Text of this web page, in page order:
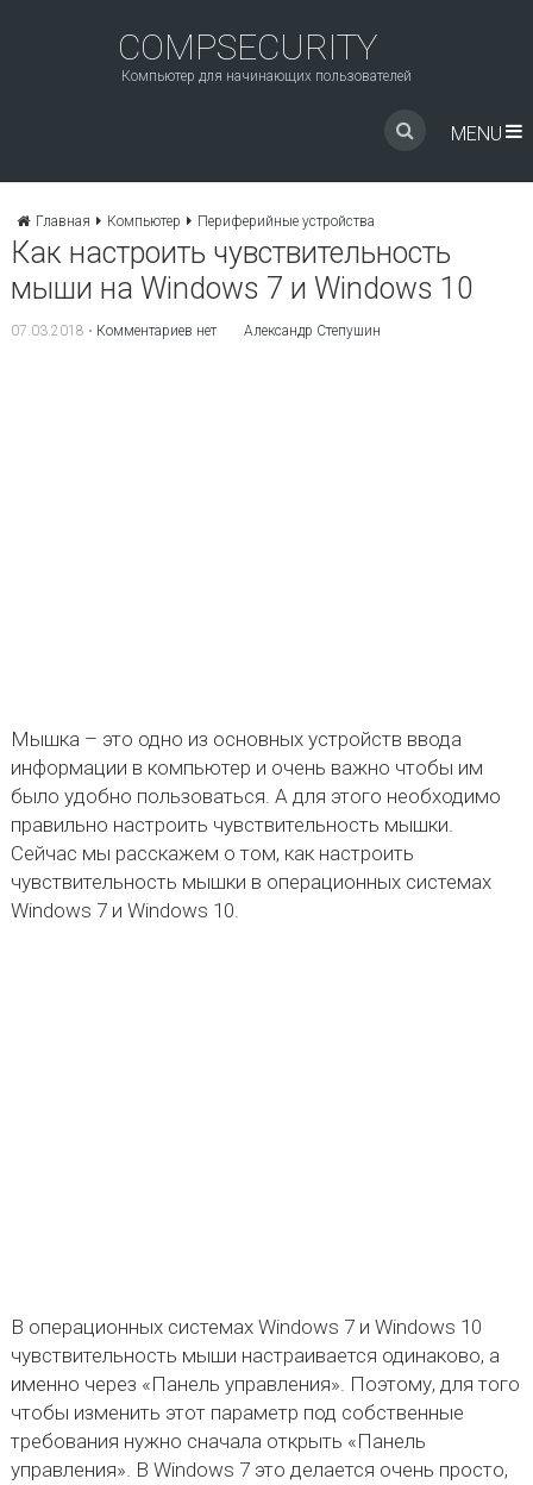
COMPSECURITY
Компьютер для начинающих пользователей
MENU
Главная Компьютер Периферийные устройства
Как настроить чувствительность
мыши на Windows 7 и Windows 10
07.03.2018 • Комментариев нет Александр Степушин
Мышка – это одно из основных устройств ввода
информации в компьютер и очень важно чтобы им
было удобно пользоваться. А для этого необходимо
правильно настроить чувствительность мышки.
Сейчас мы расскажем о том, как настроить
чувствительность мышки в операционных системах
Windows 7 и Windows 10.
В операционных системах Windows 7 и Windows 10
чувствительность мыши настраивается одинаково, а
именно через «Панель управления». Поэтому, для того
чтобы изменить этот параметр под собственные
требования нужно сначала открыть «Панель
управления». В Windows 7 это делается очень просто,